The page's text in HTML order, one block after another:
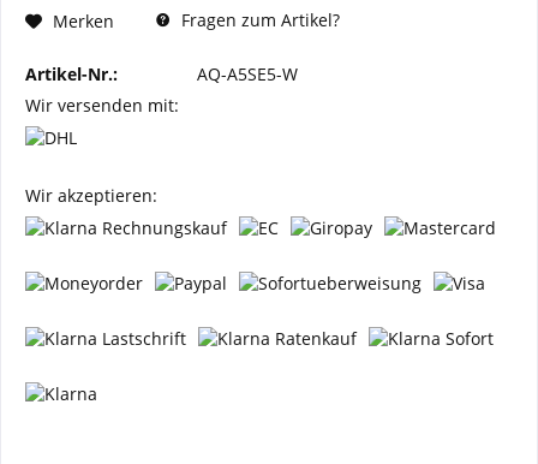
Merken Fragen zum Artikel?
Artikel-Nr.:
AQ-A5SE5-W
Wir versenden mit:
Wir akzeptieren: